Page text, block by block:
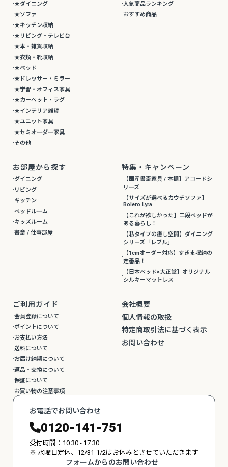
★ダイニング
★ソファ
★キッチン収納
★リビング・テレビ台
★本・雑貨収納
★衣類・靴収納
★ベッド
★ドレッサー・ミラー
★学習・オフィス家具
★カーペット・ラグ
★インテリア雑貨
★ユニット家具
★セミオーダー家具
その他
人気商品ランキング
おすすめ商品
お部屋から探す
ダイニング
リビング
キッチン
ベッドルーム
キッズルーム
書斎 / 仕事部屋
特集・キャンペーン
【国産書斎家具 / 本棚】アコードシ
リーズ
【サイズが選べるカウチソファ】
Bolero Lyra
【これが欲しかった】二段ベッドが
ある暮らし！
【私タイプの癒し空間】ダイニング
シリーズ「レブル」
【1cmオーダー対応】すきま収納の
定番品！
【日本ベッド×大正堂】オリジナル
シルキーマットレス
ご利用ガイド
会員登録について
ポイントについて
お支払い方法
送料について
お届け納期について
返品・交換について
保証について
お買い物の注意事項
会社概要
個人情報の取扱
特定商取引法に基づく表示
お問い合わせ
お電話でお問い合わせ
0120-141-751
受付時間：10:30 - 17:30
※ 水曜日定休、12/31-1/2はお休みとさせていただきます
フォームからのお問い合わせ